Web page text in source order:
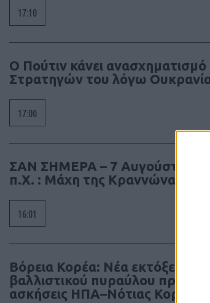
17:10
Ο Πούτιν κάνει
Στρατηγών του λόγω
17:00
ΣΑΝ ΣΗΜΕΡΑ – 7 Αυγούστου
π.Χ. : Μάχη της Κραννώνας
16:01
Βόρεια Κορέα: Νέα εκτόξευση
βαλλιστικού πυραύλου πριν
ασκήσεις ΗΠΑ–Νότιας Κορέας